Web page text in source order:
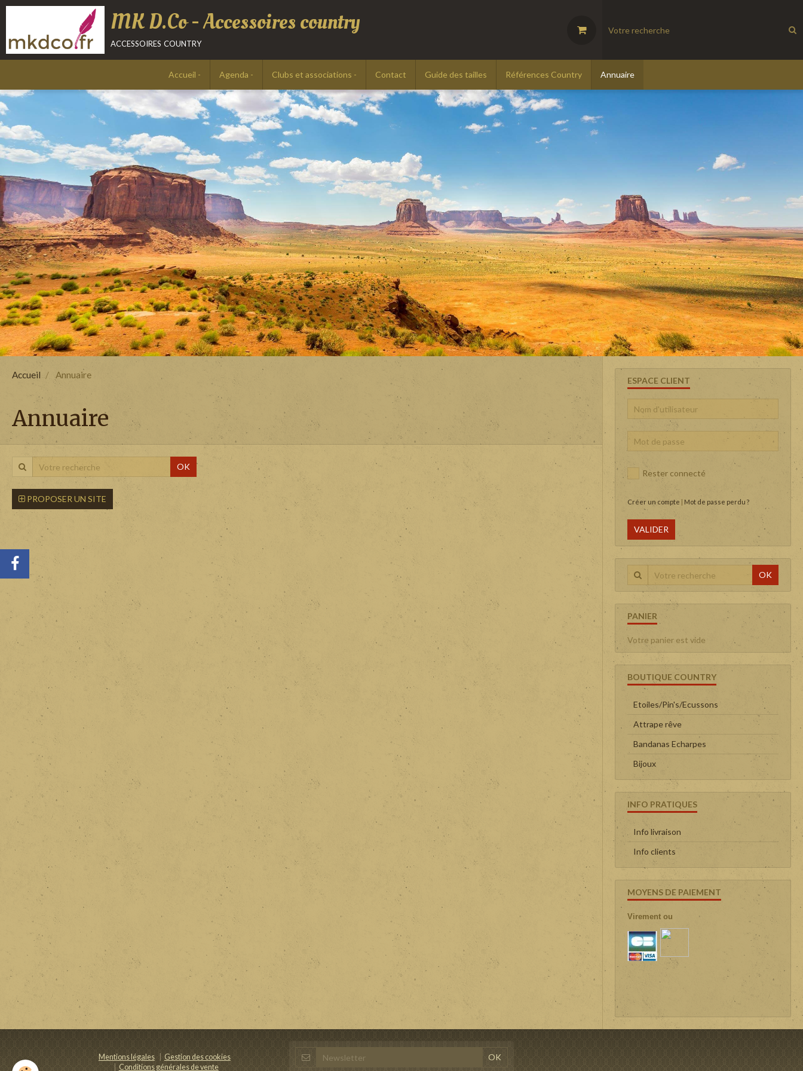
MK D.Co - Accessoires country
accessoires country
Accueil - Agenda - Clubs et associations - Contact Guide des tailles Références Country Annuaire
Accueil Annuaire
Annuaire
OK
PROPOSER UN SITE
ESPACE CLIENT
Rester connecté
Créer un compte Mot de passe perdu ?
VALIDER
OK
PANIER
Votre panier est vide
BOUTIQUE COUNTRY
Etoiles/Pin's/Ecussons
Attrape rêve
Bandanas Echarpes
Bijoux
INFO PRATIQUES
Info livraison
Info clients
MOYENS DE PAIEMENT
Virement ou
Mentions légales
Gestion des cookies
Conditions générales de vente